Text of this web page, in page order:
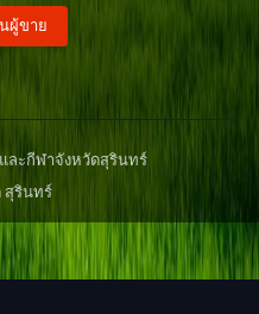
ผู้ขาย
ละกีฬาจังหวัดสุรินทร์
สุรินทร์